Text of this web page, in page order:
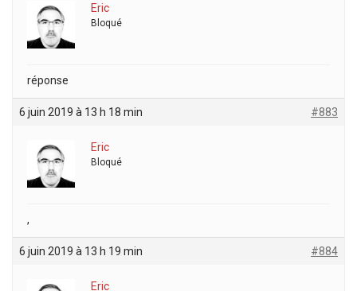
Eric
Bloqué
réponse
6 juin 2019 à 13 h 18 min #883
Eric
Bloqué
,
6 juin 2019 à 13 h 19 min #884
Eric